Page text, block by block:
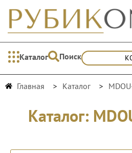
Каталог Поиск
Главная Каталог
Каталог: